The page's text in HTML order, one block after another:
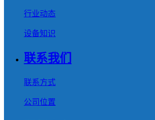
行业动态
设备知识
联系我们
联系方式
公司位置